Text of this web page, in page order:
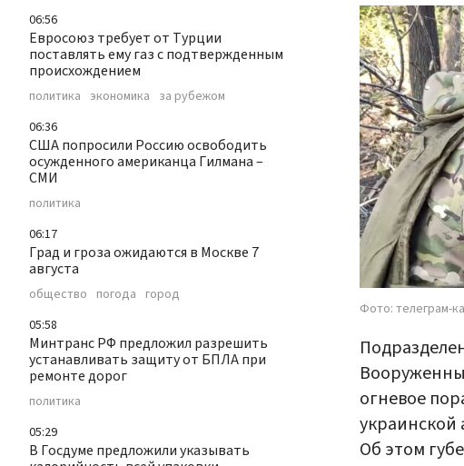
06:56
Евросоюз требует от Турции
поставлять ему газ с подтвержденным
происхождением
политика экономика за рубежом
06:36
CША попросили Россию освободить
осужденного американца Гилмана –
СМИ
политика
06:17
Град и гроза ожидаются в Москве 7
августа
общество погода город
05:58
Минтранс РФ предложил разрешить
устанавливать защиту от БПЛА при
ремонте дорог
политика
05:29
В Госдуме предложили указывать
Фото: телеграм-
огневое
украинской
Об этом